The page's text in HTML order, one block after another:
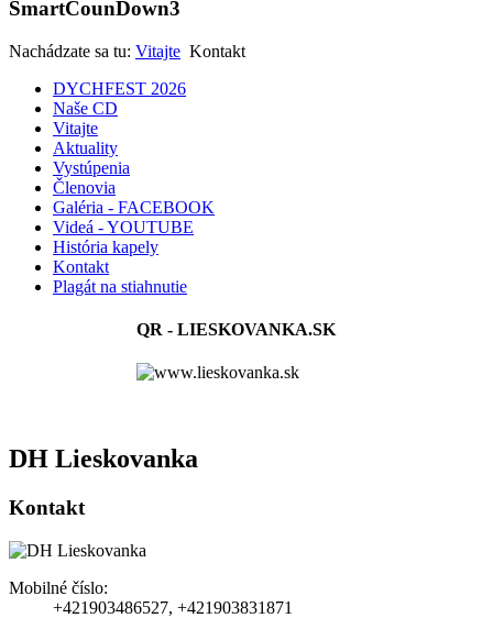
SmartCounDown3
Nachádzate sa tu: Vitajte Kontakt
DYCHFEST 2026
Naše CD
Vitajte
Aktuality
Vystúpenia
Členovia
Galéria - FACEBOOK
Videá - YOUTUBE
História kapely
Kontakt
Plagát na stiahnutie
QR - LIESKOVANKA.SK
DH Lieskovanka
Kontakt
Mobilné číslo:
+421903486527, +421903831871